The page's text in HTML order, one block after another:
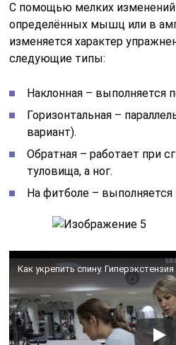
С помощью мелких изменений
определённых мышц или в
изменяется характер
следующие типы:
Наклонная – выполняется
Горизонтальная –
вариант).
Обратная – работает при
туловища, а ног.
На фитболе –